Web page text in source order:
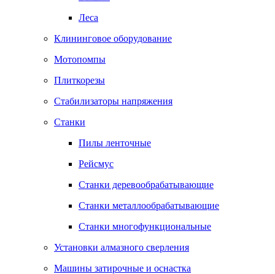
Леса
Клининговое оборудование
Мотопомпы
Плиткорезы
Стабилизаторы напряжения
Станки
Пилы ленточные
Рейсмус
Станки деревообрабатывающие
Станки металлообрабатывающие
Станки многофункциональные
Установки алмазного сверления
Машины затирочные и оснастка